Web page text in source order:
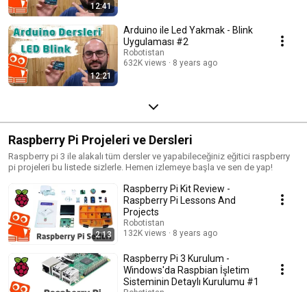
12:41
12:21
Arduino ile Led Yakmak - Blink
Uygulaması #2
Robotistan
632K views
8 years ago
Raspberry Pi Projeleri ve Dersleri
Raspberry pi 3 ile alakalı tüm dersler ve yapabileceğiniz eğitici raspberry
pi projeleri bu listede sizlerle. Hemen izlemeye başla ve sen de yap!
2:13
Raspberry Pi Kit Review -
Raspberry Pi Lessons And
Projects
Robotistan
132K views
8 years ago
Raspberry Pi 3 Kurulum -
Windows'da Raspbian İşletim
Sisteminin Detaylı Kurulumu #1